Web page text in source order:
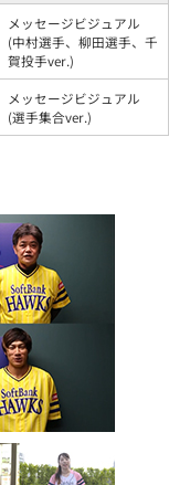
メッセージビジュアル
(中村選手、柳田選手、千
賀投手ver.)
メッセージビジュアル
(選手集合ver.)